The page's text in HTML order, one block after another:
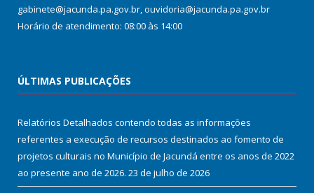
gabinete@jacunda.pa.gov.br, ouvidoria@jacunda.pa.gov.br
Horário de atendimento: 08:00 às 14:00
ÚLTIMAS PUBLICAÇÕES
Relatórios Detalhados contendo todas as informações
referentes a execução de recursos destinados ao fomento de
projetos culturais no Município de Jacundá entre os anos de 2022
ao presente ano de 2026. 23 de julho de 2026